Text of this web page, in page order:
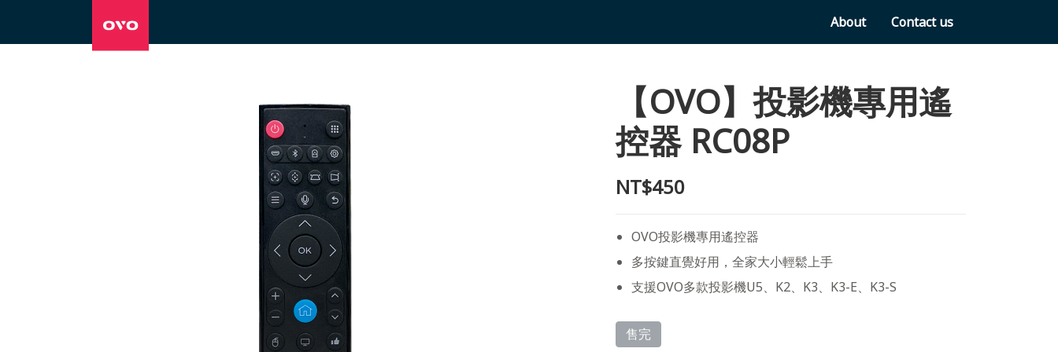
About Contact us
【OVO】投影機專用遙
控器 RC08P
NT$450
OVO投影機專用遙控器
多按鍵直覺好用，全家大小輕鬆上手
支援OVO多款投影機U5、K2、K3、K3-E、K3-S
售完